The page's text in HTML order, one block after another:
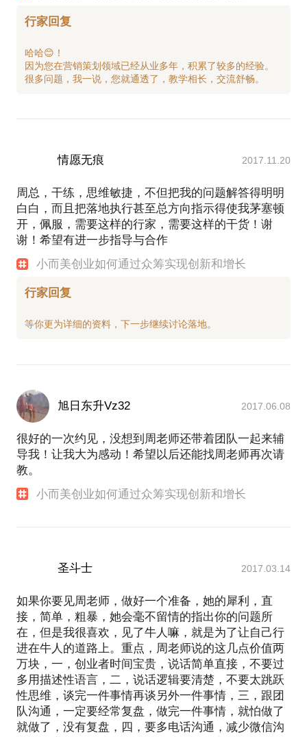
行家回复
哈哈😊！
因为您在营销策划领域已经从业多年，积累了较多的经验。
情愿无痕 2017.11.20
周总，干练，思维敏捷，不但把我的问题解答得明明
白白，而且把落地执行甚至总方向指示得使我茅塞顿
开，佩服，需要这样的行家，需要这样的干货！谢
谢！希望有进一步指导与合作
小而美创业如何通过众筹实现创新和增长
行家回复
旭日东升Vz32 2017.06.08
很好的一次约见，没想到周老师还带着团队一起来辅
导我！让我大为感动！希望以后还能找周老师再次请
教。
小而美创业如何通过众筹实现创新和增长
圣斗士 2017.03.14
如果你要见周老师，做好一个准备，她的犀利，直
接，简单，粗暴，她会毫不留情的指出你的问题所
在，但是我很喜欢，见了牛人嘛，就是为了让自己行
进在牛人的道路上。重点，周老师说的这几点价值两
万块，一，创业者时间宝贵，说话简单直接，不要过
多用描述性语言，二，说话逻辑要清楚，不要太跳跃
性思维，谈完一件事情再谈另外一件事情，三，跟团
队沟通，一定要经常复盘，做完一件事情，就怕做了
就做了，没有复盘，四，要多电话沟通，减少微信沟